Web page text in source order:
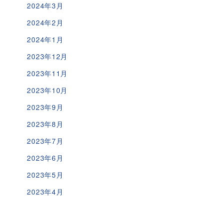
2024年3月
2024年2月
2024年1月
2023年12月
2023年11月
2023年10月
2023年9月
2023年8月
2023年7月
2023年6月
2023年5月
2023年4月